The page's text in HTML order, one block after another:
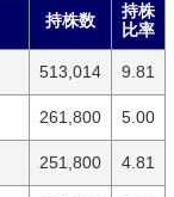
持株数
持株
比率
513,014 9.81
261,800 5.00
251,800 4.81